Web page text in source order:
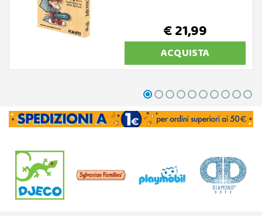
€ 21,99
ACQUISTA